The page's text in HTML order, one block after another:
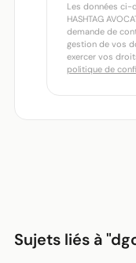
Les données ci-
HASHTAG
demande de
gestion de vos
exercer vos
politique de
Sujets liés à